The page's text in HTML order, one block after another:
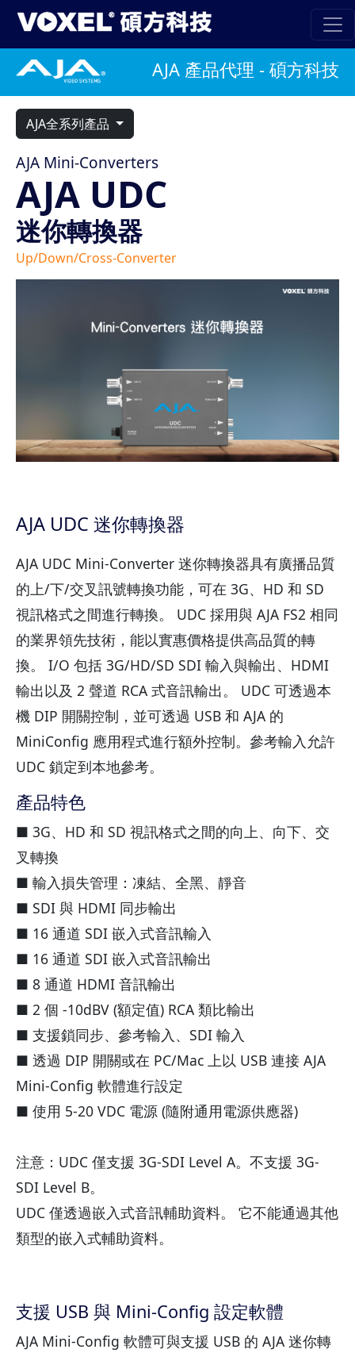
AJA 產品代理 - 碩方科技
AJA全系列產品
AJA Mini-Converters
AJA UDC
迷你轉換器
Up/Down/Cross-Converter
AJA UDC 迷你轉換器
AJA UDC Mini-Converter 迷你轉換器具有廣播品質
的上/下/交叉訊號轉換功能，可在 3G、HD 和 SD
視訊格式之間進行轉換。 UDC 採用與 AJA FS2 相同
的業界領先技術，能以實惠價格提供高品質的轉
換。 I/O 包括 3G/HD/SD SDI 輸入與輸出、HDMI
輸出以及 2 聲道 RCA 式音訊輸出。 UDC 可透過本
機 DIP 開關控制，並可透過 USB 和 AJA 的
MiniConfig 應用程式進行額外控制。參考輸入允許
UDC 鎖定到本地參考。
產品特色
■ 3G、HD 和 SD 視訊格式之間的向上、向下、交
叉轉換
■ 輸入損失管理：凍結、全黑、靜音
■ SDI 與 HDMI 同步輸出
■ 16 通道 SDI 嵌入式音訊輸入
■ 16 通道 SDI 嵌入式音訊輸出
■ 8 通道 HDMI 音訊輸出
■ 2 個 -10dBV (額定值) RCA 類比輸出
■ 支援鎖同步、參考輸入、SDI 輸入
■ 透過 DIP 開關或在 PC/Mac 上以 USB 連接 AJA
Mini-Config 軟體進行設定
■ 使用 5-20 VDC 電源 (隨附通用電源供應器)
注意：UDC 僅支援 3G-SDI Level A。不支援 3G-
SDI Level B。
UDC 僅透過嵌入式音訊輔助資料。 它不能通過其他
類型的嵌入式輔助資料。
支援 USB 與 Mini-Config 設定軟體
AJA Mini-Config 軟體可與支援 USB 的 AJA 迷你轉